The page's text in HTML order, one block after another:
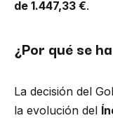
de 1.447,33 €.
¿Por qué se
La decisión del
la evolución del